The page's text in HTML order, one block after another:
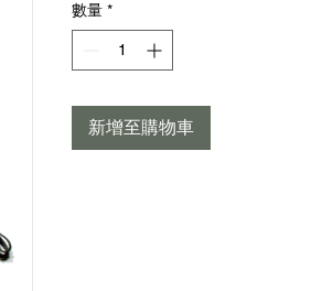
數量 *
新增至購物車